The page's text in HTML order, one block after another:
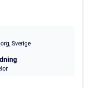
Sverige